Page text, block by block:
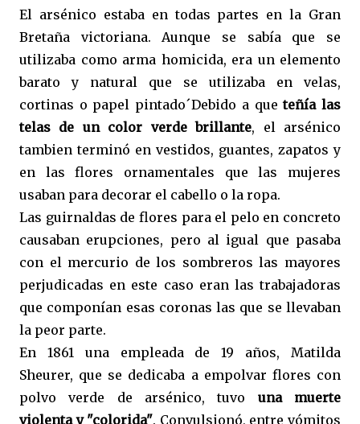
El arsénico estaba en todas partes en la Gran
Bretaña victoriana. Aunque se sabía que se
utilizaba como arma homicida, era un elemento
barato y natural que se utilizaba en velas,
cortinas o papel pintado´Debido a queteñía las
telas de un color verde brillante, el arsénico
tambien terminó en vestidos, guantes, zapatos y
en las flores ornamentales que las mujeres
usaban para decorar el cabello o la ropa.
Las guirnaldas de flores para el pelo en concreto
causaban erupciones, pero al igual que pasaba
con el mercurio de los sombreros las mayores
perjudicadas en este caso eran las trabajadoras
que componían esas coronas las que se llevaban
la peor parte.
En 1861 una empleada de 19 años, Matilda
Sheurer, que se dedicaba a empolvar flores con
polvo verde de arsénico, tuvo una muerte
violenta y "colorida". Convulsionó, entre vómitos